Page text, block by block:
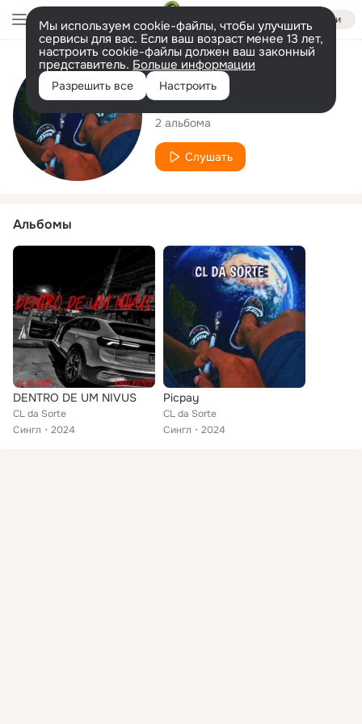
Войти
Мы используем cookie-файлы, чтобы улучшить
сервисы для вас. Если ваш возраст менее 13 лет,
настроить cookie-файлы должен ваш законный
представитель. Больше информации
Разрешить все Настроить
Исполнитель
CL da Sorte
2 альбома
Слушать
Альбомы
DENTRO DE UM NIVUS
CL da Sorte
Сингл
2024
Picpay
CL da Sorte
Сингл
2024